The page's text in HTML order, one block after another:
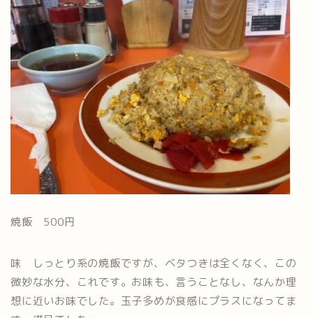
焼飯 500円
味 しっとり系の焼飯ですが、ベタつきは全くなく、この
微妙な水分、これです。お味も、言うことなし、なんか理
想に近いお味でした。玉子多めが食感にプラスになってま